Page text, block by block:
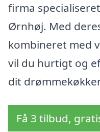
firma
Ørnhøj. Med
kombineret med
vil du hurtigt og
dit
Få 3 tilbud,